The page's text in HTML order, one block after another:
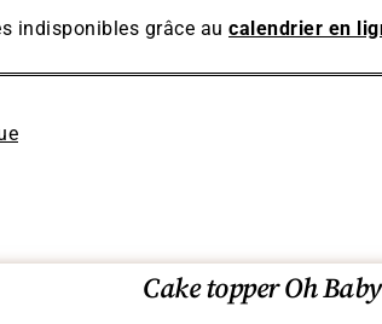
indisponibles grâce au calendrier en
Cake topper Oh Baby